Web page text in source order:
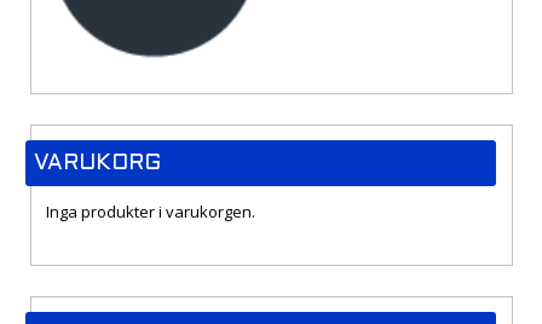
VARUKORG
Inga produkter i varukorgen.